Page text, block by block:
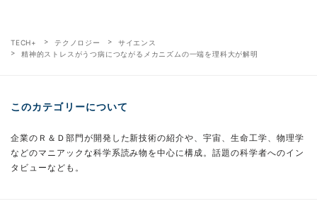
TECH+ テクノロジー
サイエンス
精神的ストレスがうつ病につながるメカニズムの一端を理科大が解明
このカテゴリーについて
企業のＲ＆Ｄ部門が開発した新技術の紹介や、宇宙、生命工学、物理学
などのマニアックな科学系読み物を中心に構成。話題の科学者へのイン
タビューなども。